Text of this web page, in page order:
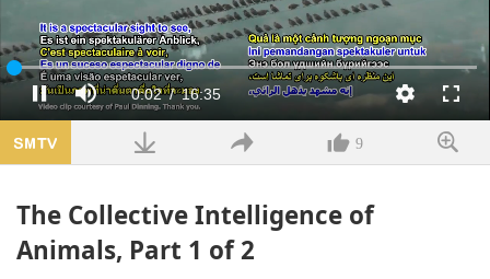
ПаузаБез
звук
Текущо
време
0:02 / Продължителност
16:35
Заредено:
1.80%
КачествоЦял
9
The Collective Intelligence of
Animals, Part 1 of 2